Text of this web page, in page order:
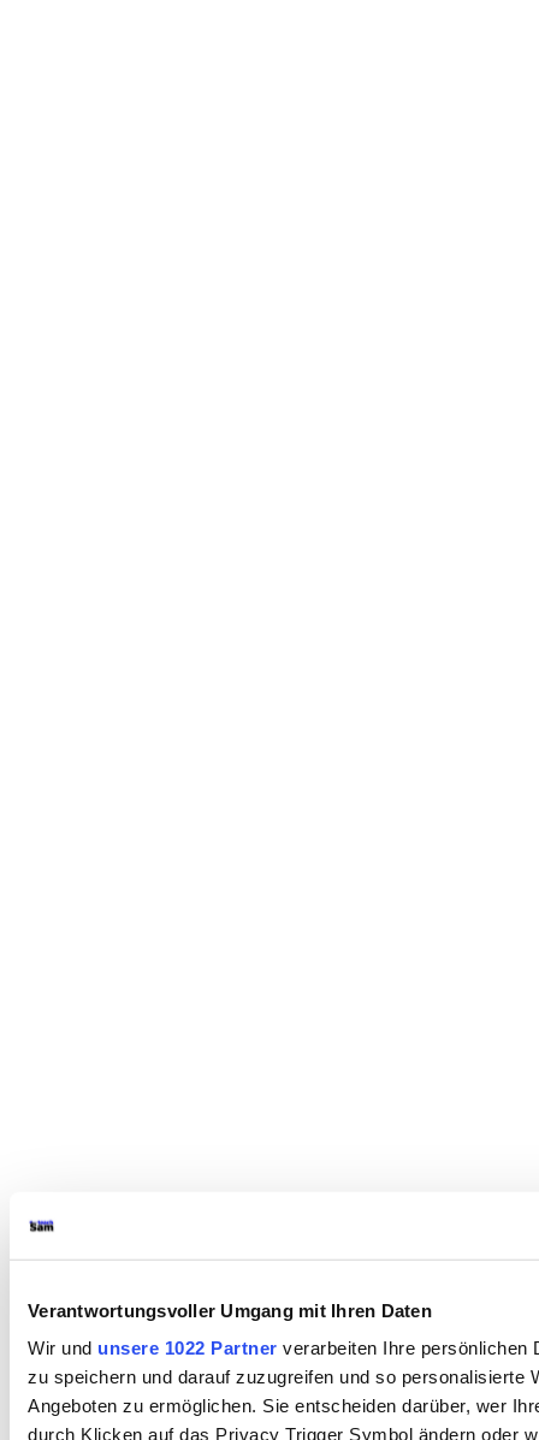
Verantwortungsvoller Umgang mit Ihren Daten
Wir und unsere 1022 Partner verarbeiten Ihre persönlichen
zu speichern und darauf zuzugreifen und so personalisierte
Angeboten zu ermöglichen. Sie entscheiden darüber, wer
durch Klicken auf das Privacy Trigger Symbol ändern oder